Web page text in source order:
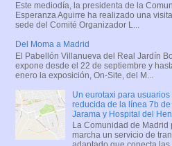
Este mediodía, la presidenta de la
Esperanza Aguirre ha realizado una
sede del Comité Organizador L...
Del Moma a Madrid
El Pabellón Villanueva del Real Jardín
expone desde el 22 de septiembre y
enero la exposición, On-Site, del M...
Un eurotaxi para
reducida de la línea 7b de
Jarama y Hospital del
La Comunidad de Madrid
marcha un servicio de